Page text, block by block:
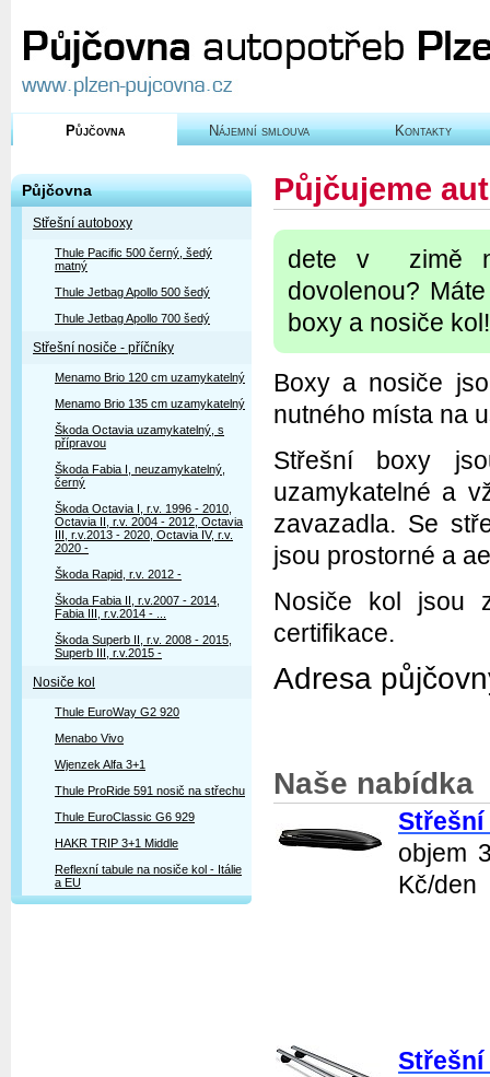
Půjčovna Nájemní smlouva Kontakty
Půjčovna
Střešní autoboxy
Thule Pacific 500 černý, šedý
matný
Thule Jetbag Apollo 500 šedý
Thule Jetbag Apollo 700 šedý
Střešní nosiče - příčníky
Menamo Brio 120 cm uzamykatelný
Menamo Brio 135 cm uzamykatelný
Škoda Octavia uzamykatelný, s
přípravou
Škoda Fabia I, neuzamykatelný,
černý
Škoda Octavia I, r.v. 1996 - 2010,
Octavia II, r.v. 2004 - 2012, Octavia
III, r.v.2013 - 2020, Octavia IV, r.v.
2020 -
Škoda Rapid, r.v. 2012 -
Škoda Fabia II, r.v.2007 - 2014,
Fabia III, r.v.2014 - ...
Škoda Superb II, r.v. 2008 - 2015,
Superb III, r.v.2015 -
Nosiče kol
Thule EuroWay G2 920
Menabo Vivo
Wjenzek Alfa 3+1
Thule ProRide 591 nosič na střechu
Thule EuroClassic G6 929
HAKR TRIP 3+1 Middle
Reflexní tabule na nosiče kol - Itálie
a EU
Půjčujeme
dete v zimě
dovolenou?
boxy a nosiče kol!
Boxy a nosiče
nutného místa na
Střešní boxy
uzamykatelné a
zavazadla. Se
jsou prostorné a
Nosiče kol jsou
certifikace.
Adresa
Naše nabídka
objem
Kč/den